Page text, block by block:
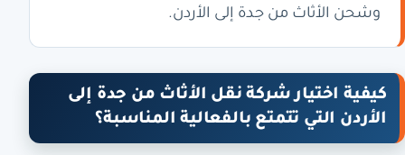
وشحن الأثاث من جدة إلى الأردن.
كيفية اختيار شركة نقل الأثاث من جدة إلى
الأردن التي تتمتع بالفعالية المناسبة؟